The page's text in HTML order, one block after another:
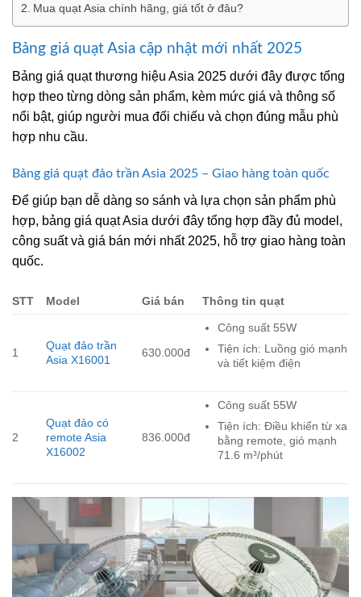
Mua quạt Asia chính hãng, giá tốt ở đâu?
Bảng giá quạt Asia cập nhật mới nhất 2025
Bảng giá quạt thương hiệu Asia 2025 dưới đây được tổng
hợp theo từng dòng sản phẩm, kèm mức giá và thông số
nổi bật, giúp người mua đối chiếu và chọn đúng mẫu phù
hợp nhu cầu.
Bảng giá quạt đảo trần Asia 2025 – Giao hàng toàn quốc
Để giúp bạn dễ dàng so sánh và lựa chọn sản phẩm phù
hợp, bảng giá quạt Asia dưới đây tổng hợp đầy đủ model,
công suất và giá bán mới nhất 2025, hỗ trợ giao hàng toàn
quốc.
STT Model Giá bán Thông tin quạt
1
Quạt đảo trần
Asia X16001
630.000đ
Công suất 55W
Tiện ích: Luồng gió mạnh
và tiết kiệm điện
2
Quạt đảo có
remote Asia
X16002
836.000đ
Công suất 55W
Tiện ích: Điều khiển từ xa
bằng remote, gió mạnh
71.6 m³/phút